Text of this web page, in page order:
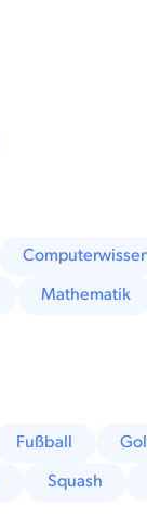
Mathematik
Fußball
Squash